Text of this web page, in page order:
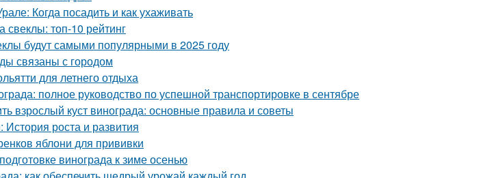
Когда посадить и как ухаживать
свеклы: топ-10 рейтинг
будут самыми популярными в 2025 году
связаны с городом
для летнего отдыха
полное руководство по успешной транспортировке в сентябре
взрослый куст винограда: основные правила и советы
роста и развития
яблони для прививки
винограда к зиме осенью